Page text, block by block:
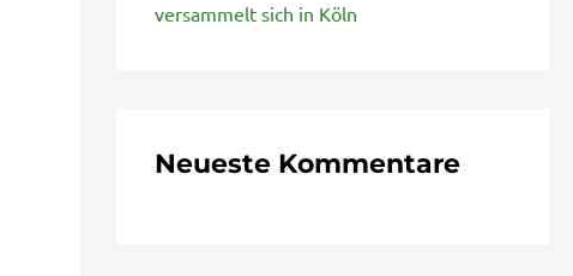
versammelt sich in Köln
Neueste Kommentare